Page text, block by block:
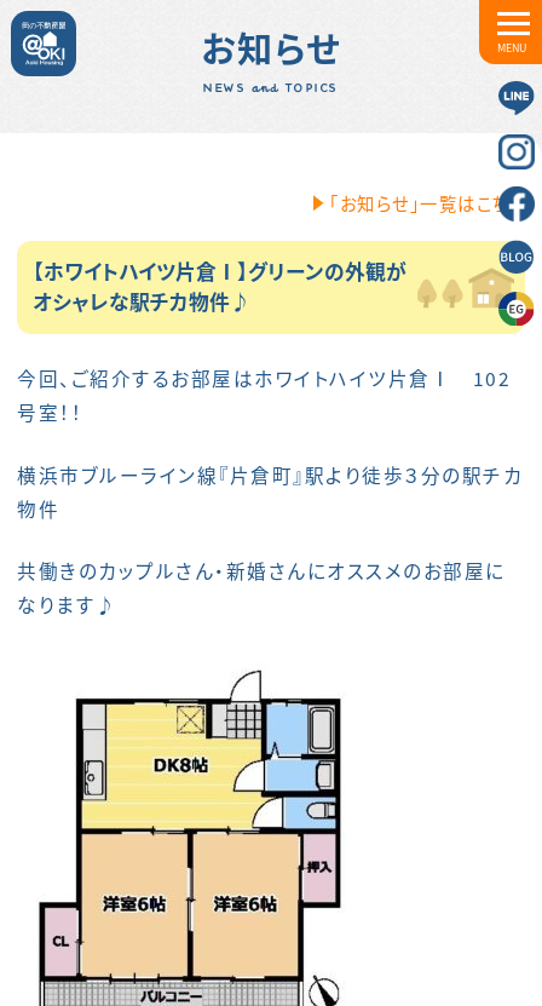
MENU
お知らせ
NEWS and TOPICS
「お知らせ」一覧はこちら
【ホワイトハイツ片倉Ⅰ】グリーンの外観が
オシャレな駅チカ物件♪
今回、ご紹介するお部屋はホワイトハイツ片倉Ⅰ 102
号室！！
横浜市ブルーライン線『片倉町』駅より徒歩３分の駅チカ
物件
共働きのカップルさん・新婚さんにオススメのお部屋に
なります♪